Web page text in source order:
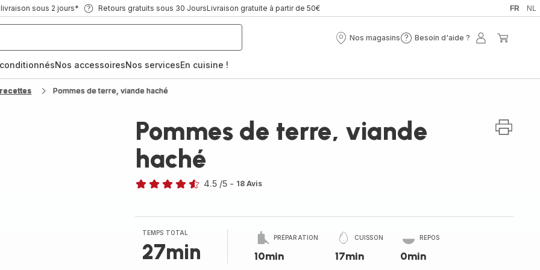
sous 2 jours* Retours gratuits sous 30 JoursLivraison gratuite à partir de 50€ FR NL
Nos magasins
Nos
Besoin d'aide ?
Besoin
Mon
Nos accessoiresNos servicesEn cuisine !
Pommes de terre, viande haché
Pommes de terre, viande
haché
4.5 /5 - 18 Avis
TEMPS TOTAL
27min
PRÉPARATION
10min
CUISSON
17min
REPOS
0min